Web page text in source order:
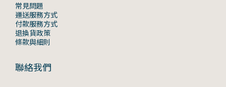
常見問題
運送服務方式
付款服務方式
退換貨政策
條款與細則
聯絡我們